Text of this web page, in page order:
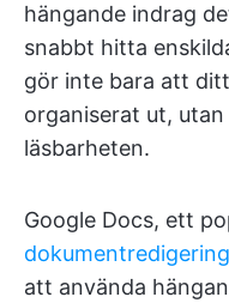
hängande indrag
snabbt hitta
gör inte bara att
organiserat ut,
läsbarheten.
Google Docs, ett
att använda